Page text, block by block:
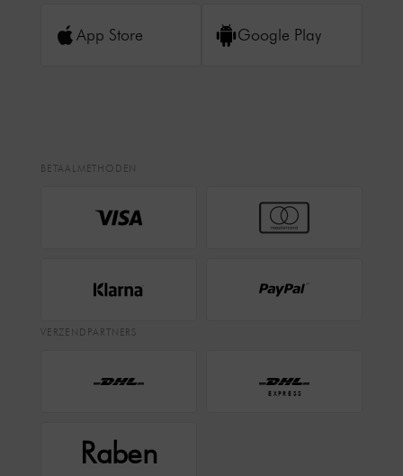
App Store Google Play
BETAALMETHODEN
VERZENDPARTNERS
EXPRESS
Raben